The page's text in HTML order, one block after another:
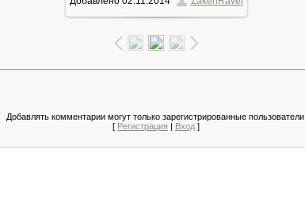
203.7Kb
Добавлять комментарии могут только зарегистрированные пользователи.
[ Регистрация | Вход ]